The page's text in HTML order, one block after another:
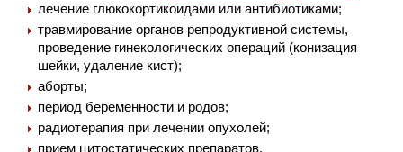
лечение глюкокортикоидами или антибиотиками;
травмирование органов репродуктивной системы,
проведение гинекологических операций (конизация
шейки, удаление кист);
аборты;
период беременности и родов;
радиотерапия при лечении опухолей;
прием цитостатических препаратов.